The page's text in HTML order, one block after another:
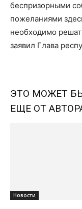
беспризорными
пожеланиями
необходимо
заявил Глава
ЭТО МОЖЕТ
ЕЩЕ ОТ
Новости